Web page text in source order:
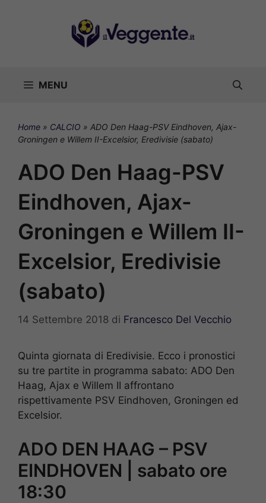
MENU
Home » CALCIO » ADO Den Haag-PSV Eindhoven, Ajax-
Groningen e Willem II-Excelsior, Eredivisie (sabato)
ADO Den Haag-PSV
Eindhoven, Ajax-
Groningen e Willem II-
Excelsior, Eredivisie
(sabato)
14 Settembre 2018 di Francesco Del Vecchio
Quinta giornata di Eredivisie. Ecco i pronostici
su tre partite in programma sabato: ADO Den
Haag, Ajax e Willem II affrontano
rispettivamente PSV Eindhoven, Groningen ed
Excelsior.
ADO DEN HAAG – PSV
EINDHOVEN | sabato ore
18:30